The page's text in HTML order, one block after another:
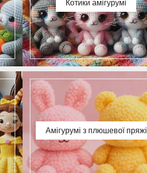
Котики амігурумі
Амігурумі з плюшевої пряжі